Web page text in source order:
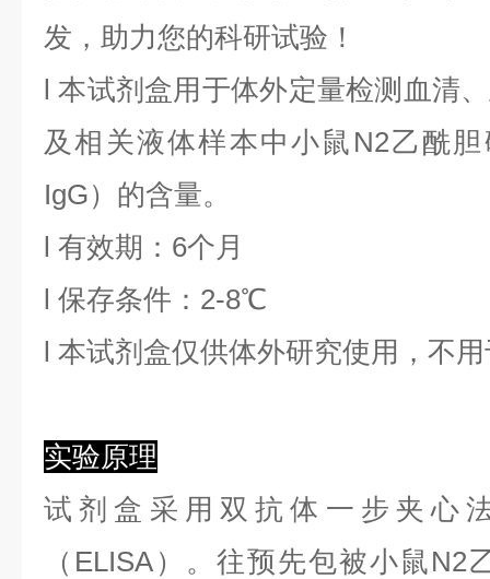
发，助力您的科研试验！
l本试剂盒用于体外定量检测血清
及相关液体样本中小鼠N2乙酰
IgG）的含量。
l 有效期：6个月
l 保存条件： 2-8℃
l 本试剂盒仅供体外研究使用，不
实验原理
试剂盒采用双抗体一步夹心
（ELISA）。往预先包被小鼠N2